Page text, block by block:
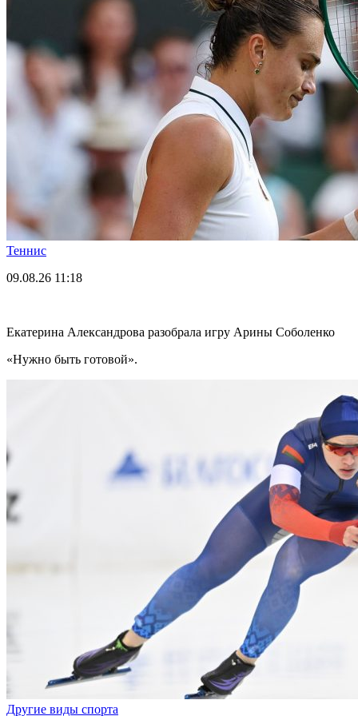
Теннис
09.08.26 11:18
Екатерина Александрова разобрала игру Арины Соболенко
«Нужно быть готовой».
Другие виды спорта